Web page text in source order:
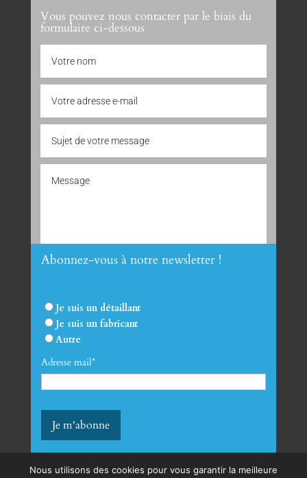
Vous pouvez nous contacter par le biais du
formulaire ci-dessous
Abonnez-vous à notre newsletter !
Je suis un détaillant
Je suis un fabricant
Autre
Adresse mail*
Nous utilisons des cookies pour vous garantir la meilleure